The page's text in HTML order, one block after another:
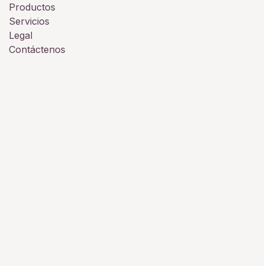
Productos
Servicios
Legal
Contáctenos